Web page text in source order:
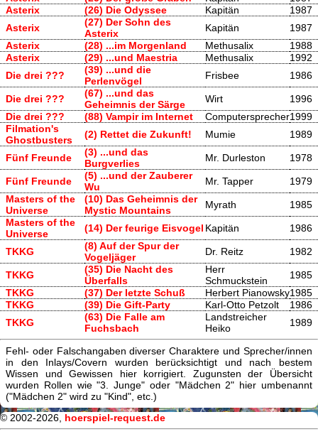
Asterix
(26) Die Odyssee Kapitän
1987
Asterix
(27) Der Sohn des
Asterix
Kapitän
1987
Asterix
(28) ...im Morgenland Methusalix
1988
Asterix
(29) ...und Maestria Methusalix
1992
Die drei ???
(39) ...und die
Perlenvögel
Frisbee 1986
Die drei ???
(67) ...und das
Geheimnis der Särge
Wirt
1996
Die drei ???
(88) Vampir im Internet Computersprecher1999
Filmation's
Ghostbusters
(2) Rettet die Zukunft! Mumie 1989
Fünf Freunde
(3) ...und das
Burgverlies
Mr. Durleston 1978
Fünf Freunde
(5) ...und der Zauberer
Wu
Mr. Tapper
1979
Masters of the
Universe
(10) Das Geheimnis der
Mystic Mountains
Myrath
1985
Masters of the
Universe
(14) Der feurige Eisvogel Kapitän 1986
TKKG
(8) Auf der Spur der
Vogeljäger
Dr. Reitz 1982
TKKG
(35) Die Nacht des
Überfalls
Herr
Schmuckstein
1985
TKKG
(37) Der letzte Schuß Herbert Pianowsky1985
TKKG
(39) Die Gift-Party Karl-Otto Petzolt
1986
TKKG
(63) Die Falle am
Fuchsbach
Landstreicher
Heiko
1989
Fehl- oder Falschangaben diverser Charaktere und Sprecher/innen
in den Inlays/Covern wurden berücksichtigt und nach bestem
Wissen und Gewissen hier korrigiert. Zugunsten der Übersicht
wurden Rollen wie "3. Junge" oder "Mädchen 2" hier umbenannt
("Mädchen 2" wird zu "Kind", etc.)
© 2002-2026, hoerspiel-request.de